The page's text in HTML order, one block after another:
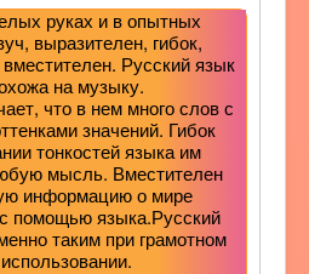
руках и в опытных
выразителен, гибок,
Русский язык
на музыку.
что в нем много слов с
значений. Гибок
тонкостей языка им
мысль. Вместителен
информацию о мире
помощью языка.Русский
таким при грамотном